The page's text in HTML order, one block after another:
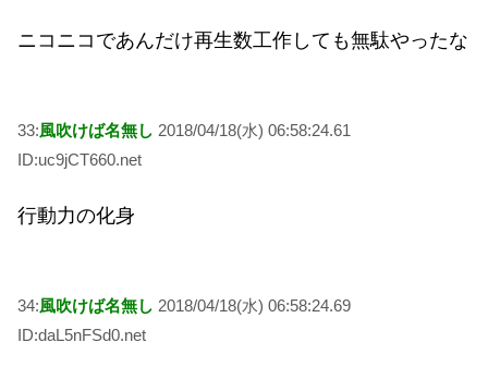
ニコニコであんだけ再生数工作しても無駄やったな
33:風吹けば名無し 2018/04/18(水) 06:58:24.61
ID:uc9jCT660.net
行動力の化身
34:風吹けば名無し 2018/04/18(水) 06:58:24.69
ID:daL5nFSd0.net